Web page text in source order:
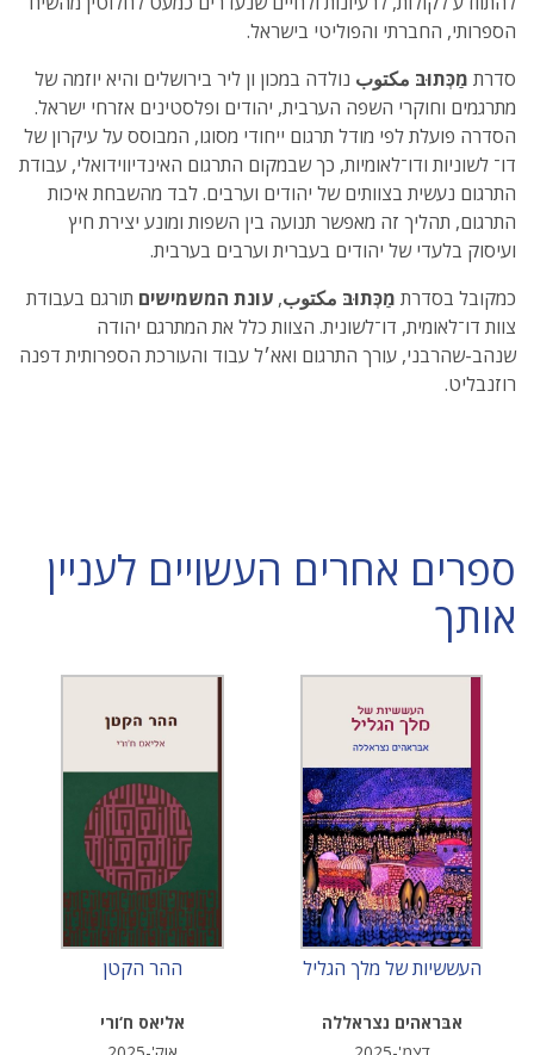
הספרותי, החברתי והפוליטי בישראל.
סדרת מַַכְּּתוּבּ مكتوب נולדה במכון ון ליר בירושלים והיא יוזמה של
מתרגמים וחוקרי השפה הערבית, יהודים ופלסטינים אזרחי ישראל.
הסדרה פועלת לפי מודל תרגום ייחודי מסוגו, המבוסס על עיקרון של
דו־ לשוניות ודו־לאומיות, כך שבמקום התרגום האינדיווידואלי, עבודת
התרגום נעשית בצוותים של יהודים וערבים. לבד מהשבחת איכות
התרגום, תהליך זה מאפשר תנועה בין השפות ומונע יצירת חיץ
ועיסוק בלעדי של יהודים בעברית וערבים בערבית.
כמקובל בסדרת מַַכְּּתוּבּ مكتوب, עונת המשמישים תורגם בעבודת
צוות דו־לאומית, דו־לשונית. הצוות כלל את המתרגם יהודה
שנהב-שהרבני, עורך התרגום ואא׳ל עבוד והעורכת הספרותית דפנה
רוזנבליט.
ספרים אחרים העשויים לעניין
אותך
העששיות של מלך הגליל
אבּראהים נצראללה
ההר הקטן
אליאס ח‘ורי